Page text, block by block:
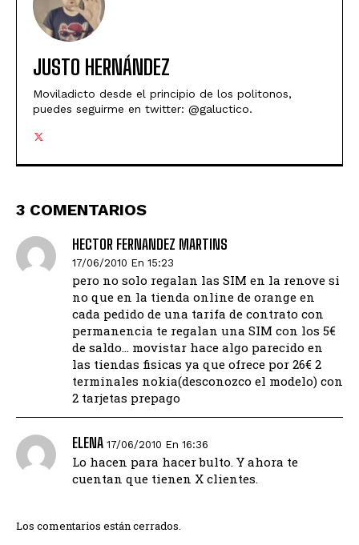
JUSTO HERNÁNDEZ
Moviladicto desde el principio de los politonos,
puedes seguirme en twitter: @galuctico.
3 COMENTARIOS
HECTOR FERNANDEZ MARTINS
17/06/2010 En 15:23
pero no solo regalan las SIM en la renove si
no que en la tienda online de orange en
cada pedido de una tarifa de contrato con
permanencia te regalan una SIM con los 5€
de saldo… movistar hace algo parecido en
las tiendas fisicas ya que ofrece por 26€ 2
terminales nokia(desconozco el modelo) con
2 tarjetas prepago
ELENA 17/06/2010 En 16:36
Lo hacen para hacer bulto. Y ahora te
cuentan que tienen X clientes.
Los comentarios están cerrados.